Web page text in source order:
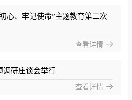
心、牢记使命”主题教育第二次
查看详情
调研座谈会举行
查看详情